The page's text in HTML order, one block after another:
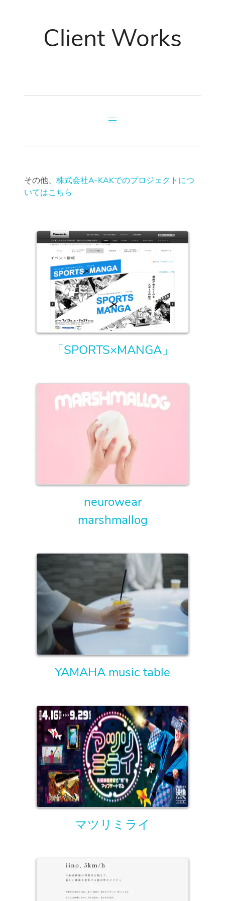
Client Works
その他、 株式会社A-KAKでのプロジェクトにつ
いてはこちら
「SPORTS×MANGA」
neurowear
marshmallog
YAMAHA music table
マツリミライ